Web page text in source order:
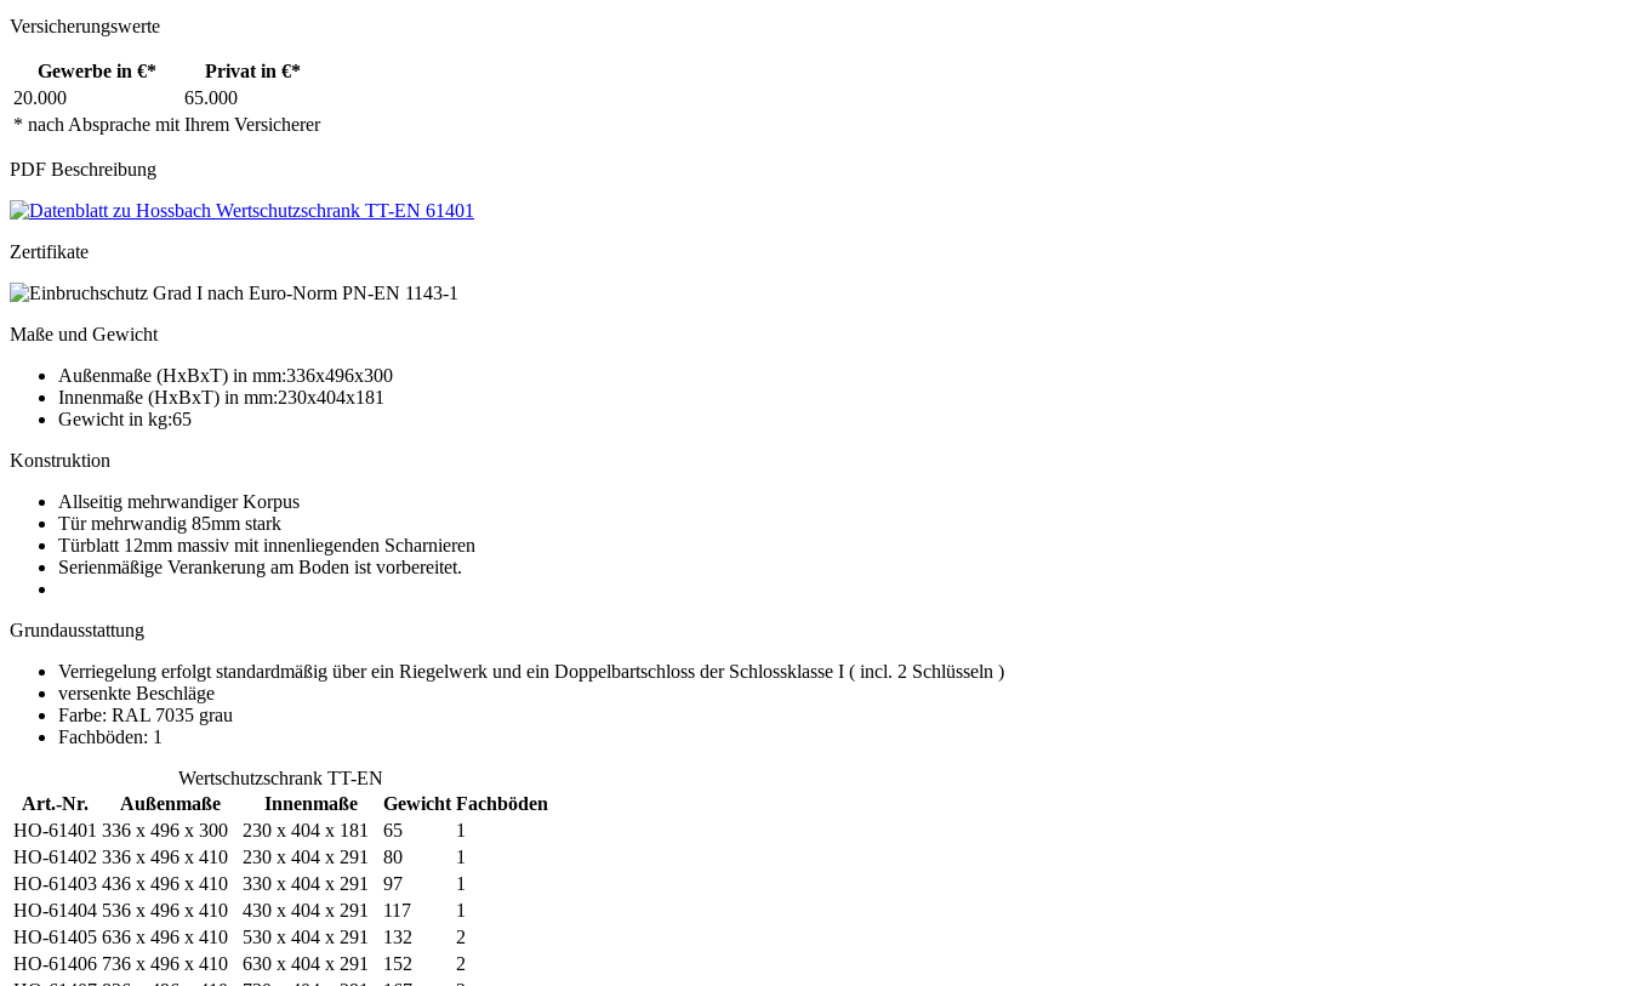
Versicherungswerte
Gewerbe in €* Privat in €*
* nach Absprache mit Ihrem Versicherer
20.000 65.000
PDF Beschreibung
Zertifikate
Maße und Gewicht
Außenmaße (HxBxT) in mm:336x496x300
Innenmaße (HxBxT) in mm:230x404x181
Gewicht in kg:65
Konstruktion
Allseitig mehrwandiger Korpus
Tür mehrwandig 85mm stark
Türblatt 12mm massiv mit innenliegenden Scharnieren
Serienmäßige Verankerung am Boden ist vorbereitet.
Grundausstattung
Verriegelung erfolgt standardmäßig über ein Riegelwerk und ein Doppelbartschloss der Schlossklasse I ( incl. 2 Schlüsseln )
versenkte Beschläge
Farbe: RAL 7035 grau
Fachböden: 1
Wertschutzschrank TT-EN
Art.-Nr.
Außenmaße Innenmaße Gewicht Fachböden
HO-61401 336 x 496 x 300 230 x 404 x 181 65
1
HO-61402 336 x 496 x 410 230 x 404 x 291 80
1
HO-61403 436 x 496 x 410 330 x 404 x 291 97
1
HO-61404 536 x 496 x 410 430 x 404 x 291 117
1
HO-61405 636 x 496 x 410 530 x 404 x 291 132
2
HO-61406 736 x 496 x 410 630 x 404 x 291 152
2